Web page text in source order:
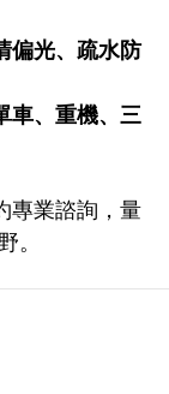
偏光、疏水防
車、重機、三
專業諮詢，量
。